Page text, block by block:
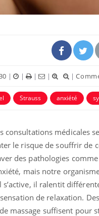
| | | | |
Strauss anxiété
médicales
le risque de souffrir de
des pathologies comme
mais notre
s’active, il ralentit
de relaxation.
massage suffisent pour
rend
Youtube
Insuline & Charge
osait en parler??
reste entourée d'idées
patients comme